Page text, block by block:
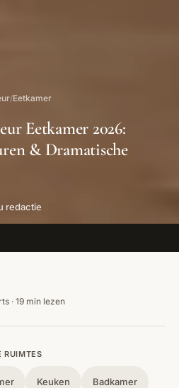
/Eetkamer
Eetkamer 2026:
& Dramatische
redactie
· 19 min lezen
RUIMTES
Keuken Badkamer